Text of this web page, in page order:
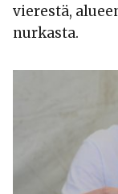
vierestä,
nurkasta.